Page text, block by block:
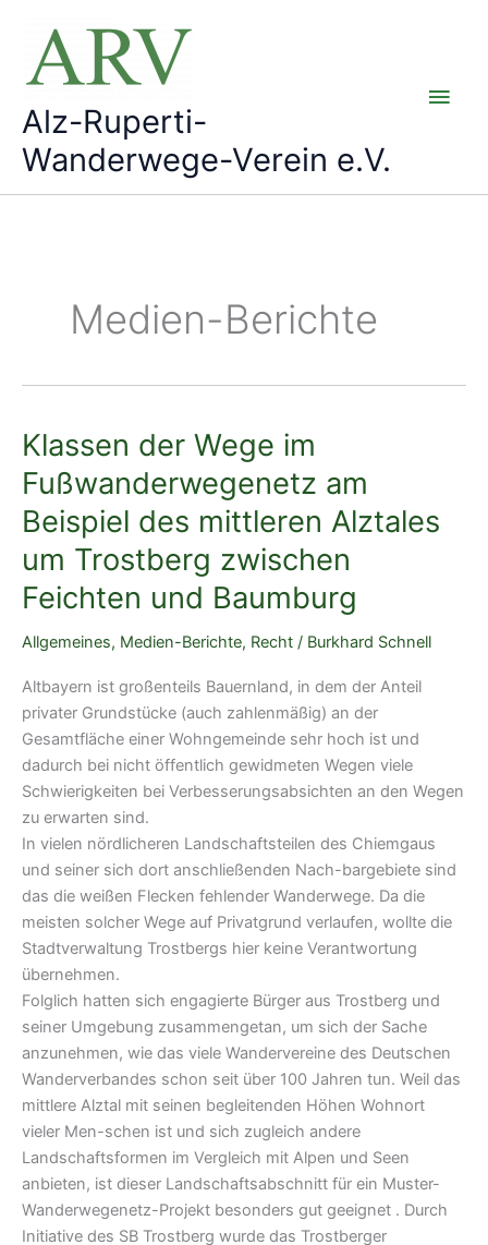
springen
Alz-Ruperti-
Wanderwege-Verein e.V.
Medien-Berichte
Klassen der Wege im
Fußwanderwegenetz am
Beispiel des mittleren Alztales
um Trostberg zwischen
Feichten und Baumburg
Allgemeines, Medien-Berichte, Recht / Burkhard Schnell
Altbayern ist großenteils Bauernland, in dem der Anteil
privater Grundstücke (auch zahlenmäßig) an der
Gesamtfläche einer Wohngemeinde sehr hoch ist und
dadurch bei nicht öffentlich gewidmeten Wegen viele
Schwierigkeiten bei Verbesserungsabsichten an den Wegen
zu erwarten sind.
In vielen nördlicheren Landschaftsteilen des Chiemgaus
und seiner sich dort anschließenden Nach-bargebiete sind
das die weißen Flecken fehlender Wanderwege. Da die
meisten solcher Wege auf Privatgrund verlaufen, wollte die
Stadtverwaltung Trostbergs hier keine Verantwortung
übernehmen.
Folglich hatten sich engagierte Bürger aus Trostberg und
seiner Umgebung zusammengetan, um sich der Sache
anzunehmen, wie das viele Wandervereine des Deutschen
Wanderverbandes schon seit über 100 Jahren tun. Weil das
mittlere Alztal mit seinen begleitenden Höhen Wohnort
vieler Men-schen ist und sich zugleich andere
Landschaftsformen im Vergleich mit Alpen und Seen
anbieten, ist dieser Landschaftsabschnitt für ein Muster-
Wanderwegenetz-Projekt besonders gut geeignet . Durch
Initiative des SB Trostberg wurde das Trostberger